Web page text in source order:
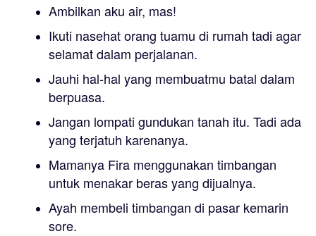
Ambilkan aku air, mas!
Ikuti nasehat orang tuamu di rumah tadi agar
selamat dalam perjalanan.
Jauhi hal-hal yang membuatmu batal dalam
berpuasa.
Jangan lompati gundukan tanah itu. Tadi ada
yang terjatuh karenanya.
Mamanya Fira menggunakan timbangan
untuk menakar beras yang dijualnya.
Ayah membeli timbangan di pasar kemarin
sore.